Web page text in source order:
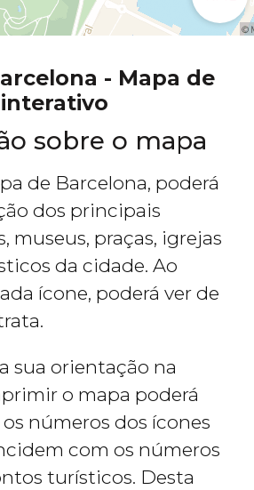
- Mapa de
sobre o mapa
de Barcelona, poderá
dos principais
museus, praças, igrejas
da cidade. Ao
ícone, poderá ver de
sua orientação na
o mapa poderá
números dos ícones
com os números
turísticos. Desta